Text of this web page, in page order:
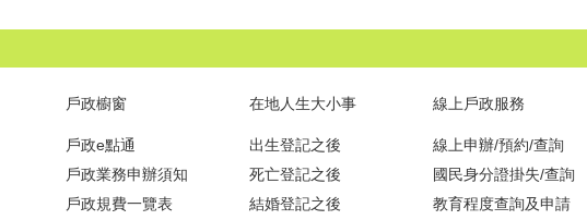
戶政櫥窗
戶政e點通
戶政業務申辦須知
戶政規費一覽表
在地人生大小事
出生登記之後
死亡登記之後
結婚登記之後
線上戶政服務
線上申辦/預約/查詢
國民身分證掛失/查詢
教育程度查詢及申請